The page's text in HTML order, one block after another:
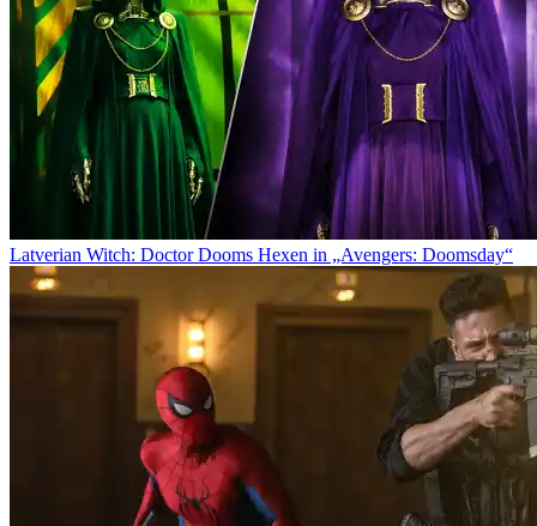
Latverian Witch: Doctor Dooms Hexen in „Avengers: Doomsday“